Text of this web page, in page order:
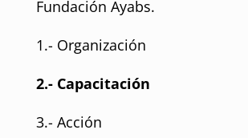
Fundación Ayabs.
1.- Organización
2.- Capacitación
3.- Acción